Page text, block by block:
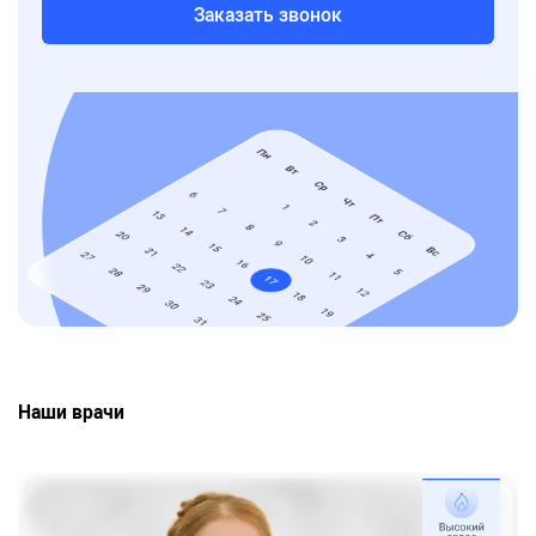
Заказать звонок
Наши врачи